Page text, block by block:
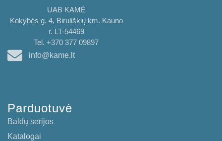
UAB KAMĖ
Kokybės g. 4, Biruliškių km. Kauno
r. LT-54469
Tel. +370 377 09897
info@kame.lt
Parduotuvė
Baldų serijos
Katalogai